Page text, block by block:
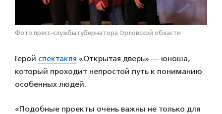
Фото пресс-службы губернатора Орловской области
Герой спектакля «Открытая дверь» — юноша,
который проходит непростой путь к пониманию
особенных людей.
«Подобные проекты очень важны не только для